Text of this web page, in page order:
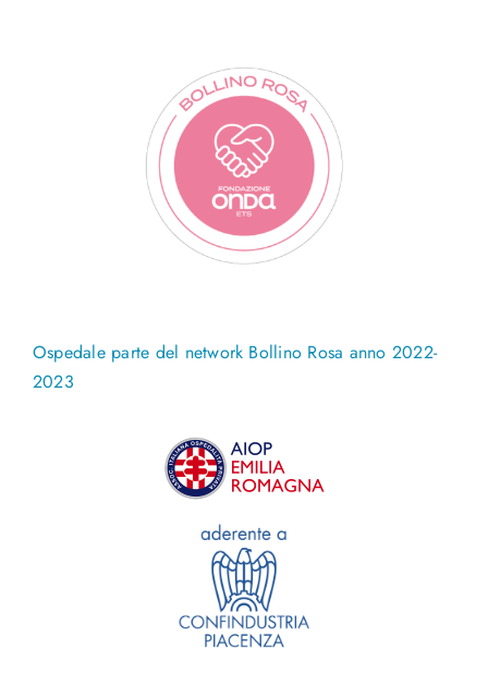
Ospedale parte del network Bollino Rosa anno 2022-
2023